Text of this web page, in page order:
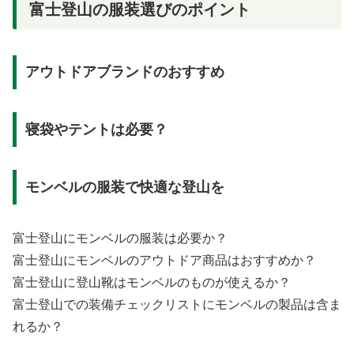
富士登山の服装選びのポイント
アウトドアブランドのおすすめ
寝袋やテントは必要？
モンベルの服装で快適な登山を
富士登山にモンベルの服装は必要か？
富士登山にモンベルのアウトドア商品はおすすめか？
富士登山に登山靴はモンベルのものが使えるか？
富士登山での装備チェックリストにモンベルの製品は含ま
れるか？